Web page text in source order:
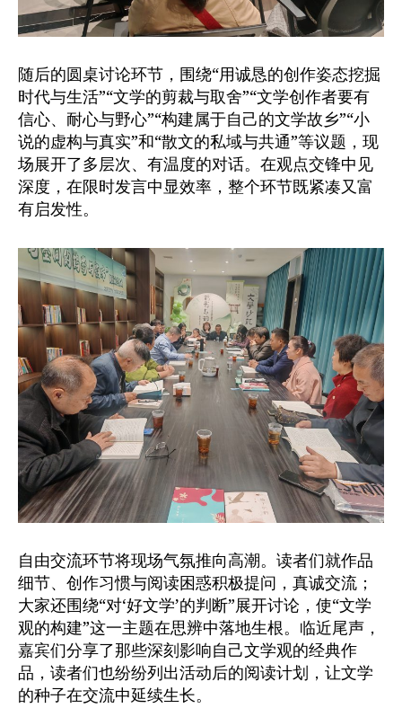
随后的圆桌讨论环节，围绕“用诚恳的创作姿态挖掘
时代与生活”“文学的剪裁与取舍”“文学创作者要有
信心、耐心与野心”“构建属于自己的文学故乡”“小
说的虚构与真实”和“散文的私域与共通”等议题，现
场展开了多层次、有温度的对话。在观点交锋中见
深度，在限时发言中显效率，整个环节既紧凑又富
有启发性。
自由交流环节将现场气氛推向高潮。读者们就作品
细节、创作习惯与阅读困惑积极提问，真诚交流；
大家还围绕“对‘好文学’的判断”展开讨论，使“文学
观的构建”这一主题在思辨中落地生根。临近尾声，
嘉宾们分享了那些深刻影响自己文学观的经典作
品，读者们也纷纷列出活动后的阅读计划，让文学
的种子在交流中延续生长。